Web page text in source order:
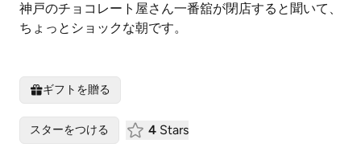
神戸のチョコレート屋さん一番舘が閉店すると聞いて、
ちょっとショックな朝です。
ギフトを贈る
スターをつける 4 Stars